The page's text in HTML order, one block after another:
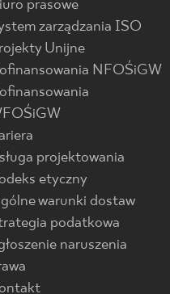
prasowe
zarządzania ISO
Unijne
NFOŚiGW
projektowania
etyczny
warunki dostaw
podatkowa
naruszenia